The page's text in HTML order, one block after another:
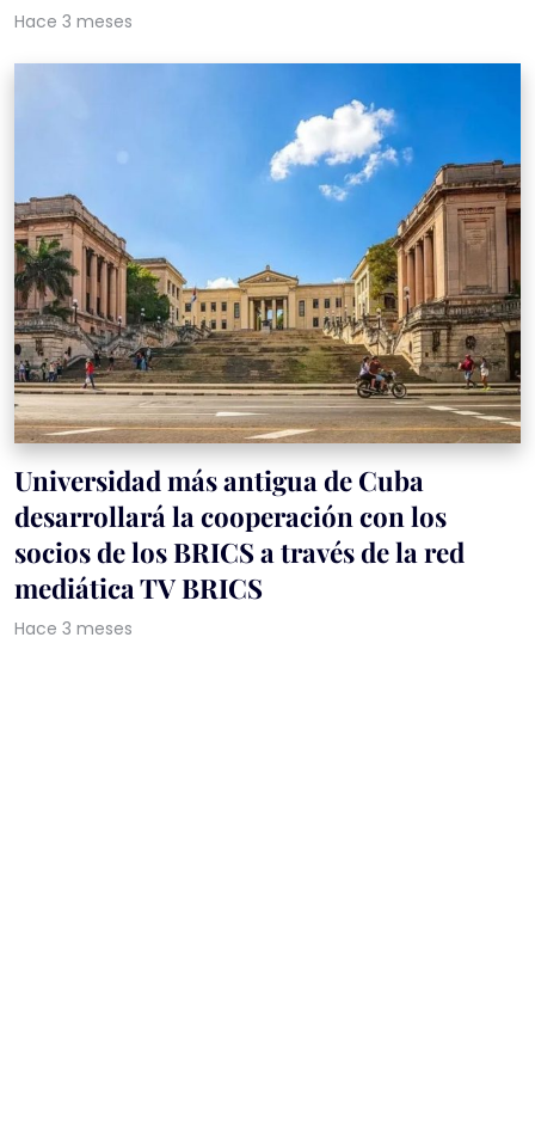
Hace 3 meses
Universidad más antigua de Cuba
desarrollará la cooperación con los
socios de los BRICS a través de la red
mediática TV BRICS
Hace 3 meses